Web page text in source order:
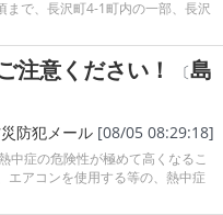
で、長沢町4-1町内の一部、長沢
注意ください！ 〔島
防犯メール [08/05 08:29:18]
中症の危険性が極めて高くなるこ
エアコンを使用する等の、熱中症